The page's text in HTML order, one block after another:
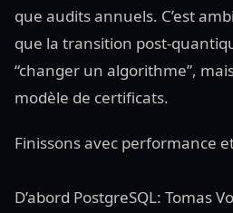
que audits annuels. C’est
que la transition post-
“changer un algorithme”,
modèle de certificats.
Finissons avec performance
D’abord PostgreSQL: Tomas